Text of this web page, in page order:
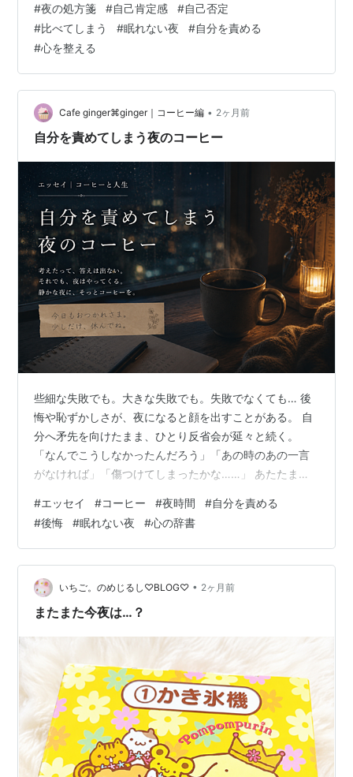
ているんだろう」 そう思いながらも、スマートフォンを
閉じられない。 ── こんな夜、ありませんか 朝はちゃん
と仕事をした。頼まれた仕事も、頼まれていない仕事も
全部やった。後輩の相談にも乗った。でも夜になると、
なんかもう全部がダメな気がしてくる。私は何をやって
も足りない。誰かと比べて、また落ちていく。…
#夜の処方箋 #自己肯定感 #自己否定
#比べてしまう #眠れない夜 #自分を責める
#心を整える
Cafe ginger⌘ginger｜コーヒー編 • 2ヶ月前
自分を責めてしまう夜のコーヒー
些細な失敗でも。大きな失敗でも。失敗でなくても… 後
悔や恥ずかしさが、夜になると顔を出すことがある。 自
分へ矛先を向けたまま、ひとり反省会が延々と続く。
「なんでこうしなかったんだろう」「あの時のあの一言
がなければ」「傷つけてしまったかな……」 あたたまり
すぎてぼ〜っとした頭を抱えたまま ディカフェの豆を挽
く。本当は眠れなくなるかもしれない。それでも、「今
日だけはいいや」と、夜のお守り役をお願いする。 考え
たって答えは出ない。自分をいたぶるだけ。そんなこと
は分かっている。それでも考え続けてしまう。考え続け
れば原因が見つかる気がして。原因が見つか…
#エッセイ #コーヒー #夜時間 #自分を責める
#後悔 #眠れない夜 #心の辞書
いちご。のめじるし♡BLOG♡ • 2ヶ月前
またまた今夜は…？